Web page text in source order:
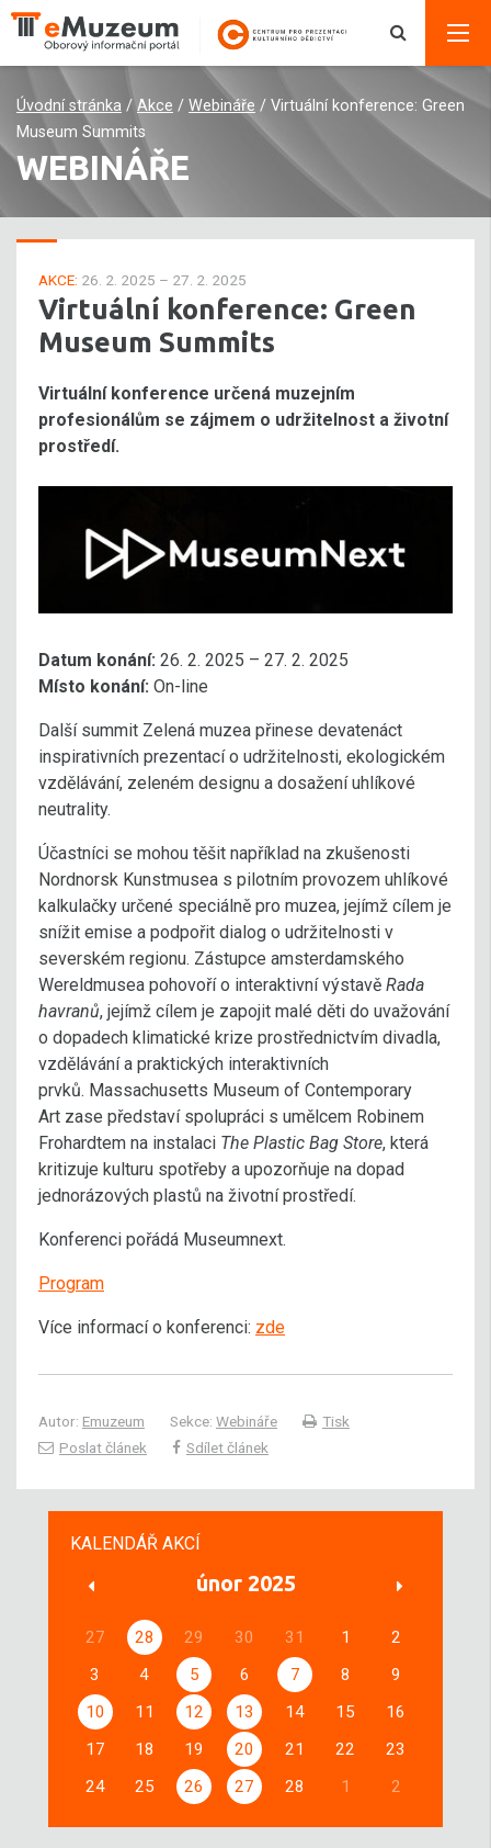
Úvodní stránka / Akce / Webináře / Virtuální konference: Green
Museum Summits
WEBINÁŘE
AKCE: 26. 2. 2025 – 27. 2. 2025
Virtuální konference: Green
Museum Summits
Virtuální konference určená muzejním
profesionálům se zájmem o udržitelnost a životní
prostředí.
Datum konání: 26. 2. 2025 – 27. 2. 2025
Místo konání: On-line
Dalšísummit Zelená muzea přinese devatenáct
inspirativních prezentací o udržitelnosti, ekologickém
vzdělávání, zeleném designu a dosažení uhlíkové
neutrality.
Účastníci se mohou těšit například na zkušenosti
Nordnorsk Kunstmusea s pilotním provozem uhlíkové
kalkulačky určené speciálně pro muzea, jejímž cílem je
snížit emise a podpořit dialog o udržitelnosti v
severském regionu. Zástupce amsterdamského
Wereldmusea pohovoří o interaktivní výstavě Rada
havranů, jejímž cílem je zapojit malé děti do uvažování
o dopadech klimatické krize prostřednictvím divadla,
vzdělávání a praktických interaktivních
prvků. Massachusetts Museum of Contemporary
Art zase představí spolupráci s umělcem Robinem
Frohardtem na instalaci The Plastic Bag Store, která
kritizuje kulturu spotřeby a upozorňuje na dopad
jednorázových plastů na životní prostředí.
Konferenci pořádá Museumnext.
Program
Více informací o konferenci: zde
Autor: Emuzeum Sekce: Webináře
Tisk
Poslat článek
Sdílet článek
KALENDÁŘ AKCÍ
únor 2025
27 28 29 30 31 1
2
3
4 5 6 7 8
9
10
11 12 13 14 15
16
17
18 19 20 21 22
23
24
25 26 27 28 1 2